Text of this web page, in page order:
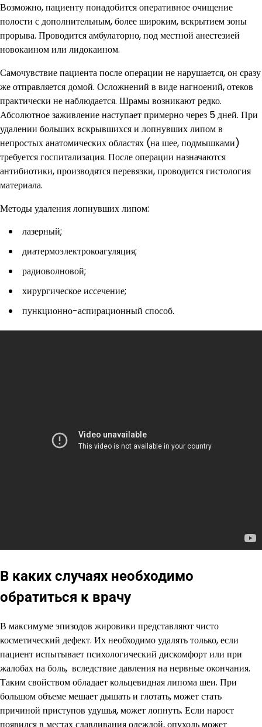
Возможно, пациенту понадобится оперативное очищение
полости с дополнительным, более широким, вскрытием зоны
прорыва. Проводится амбулаторно, под местной анестезией
новокаином или лидокаином.
Самочувствие пациента после операции не нарушается, он сразу
же отправляется домой. Осложнений в виде нагноений, отеков
практически не наблюдается. Шрамы возникают редко.
Абсолютное заживление наступает примерно через 5 дней. При
удалении больших вскрывшихся и лопнувших липом в
непростых анатомических областях (на шее, подмышками)
требуется госпитализация. После операции назначаются
антибиотики, производятся перевязки, проводится гистология
материала.
Методы удаления лопнувших липом:
лазерный;
диатермоэлектрокоагуляция;
радиоволновой;
хирургическое иссечение;
пункционно-аспирационный способ.
В каких случаях необходимо
обратиться к врачу
В максимуме эпизодов жировики представляют чисто
косметический дефект. Их необходимо удалять только, если
пациент испытывает психологический дискомфорт или при
жалобах на боль, вследствие давления на нервные окончания.
Таким свойством обладает кольцевидная липома шеи. При
большом объеме мешает дышать и глотать, может стать
причиной приступов удушья, может лопнуть. Если нарост